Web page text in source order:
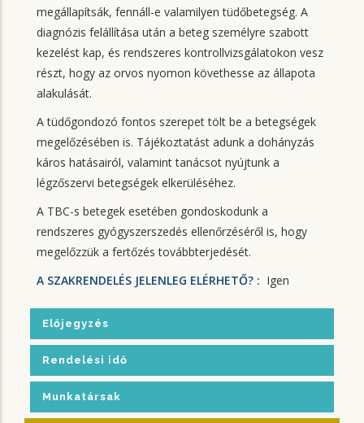
megállapítsák, fennáll-e valamilyen tüdőbetegség. A
diagnózis felállítása után a beteg személyre szabott
kezelést kap, és rendszeres kontrollvizsgálatokon vesz
részt, hogy az orvos nyomon követhesse az állapota
alakulását.
A tüdőgondozó fontos szerepet tölt be a betegségek
megelőzésében is. Tájékoztatást adunk a dohányzás
káros hatásairól, valamint tanácsot nyújtunk a
légzőszervi betegségek elkerüléséhez.
A TBC-s betegek esetében gondoskodunk a
rendszeres gyógyszerszedés ellenőrzéséről is, hogy
megelőzzük a fertőzés továbbterjedését.
A SZAKRENDELÉS JELENLEG ELÉRHETŐ? : Igen
Előjegyzés
Rendelési idő
Munkatársak